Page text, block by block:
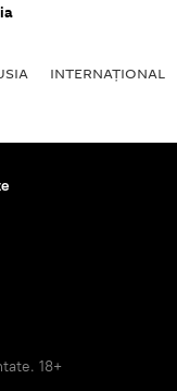
INTERNAŢIONAL
18+